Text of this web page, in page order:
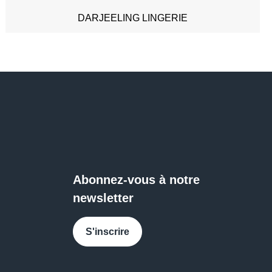
DARJEELING LINGERIE
EASY NAILS
HISTOIRE D'OR
IZAC
Abonnez-vous à notre
newsletter
S'inscrire